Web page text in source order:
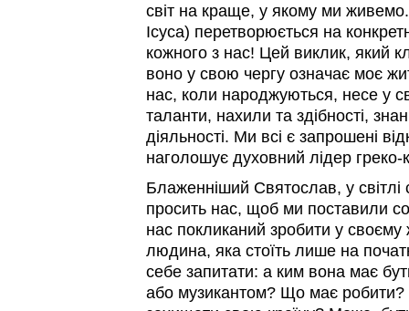
світ на краще, у якому ми
Ісуса) перетворюється на
кожного з нас! Цей виклик, який
воно у свою чергу означає моє
нас, коли народжуються, несе у
таланти, нахили та здібності,
діяльності. Ми всі є запрошені
наголошує духовний лідер греко-
Блаженніший Святослав, у світлі
просить нас, щоб ми поставили
нас покликаний зробити у
людина, яка стоїть лише на
себе запитати: а ким вона має
або музикантом? Що має